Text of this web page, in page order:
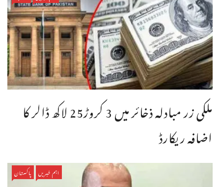
ملکی زر مبادلہ ذخائر میں 3 کروڑ25 لاکھ ڈالر کا
اضافہ ریکارڈ
اہم خبریں پاکستان